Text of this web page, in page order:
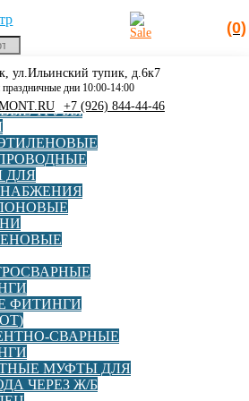
(0)
ТРУБЫ
ДЛЯ
ФИТИНГИ
СВАРНЫЕ
МУФТЫ ДЛЯ
ЧЕРЕЗ Ж/Б
ул.Ильинский тупик, д.6к7
дни 10:00-14:00
+7 (926) 844-44-46
с пожарной подставкой ППТФ
ЦПП